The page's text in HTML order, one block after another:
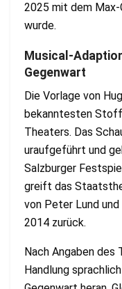
2025 mit dem Max-
wurde.
Musical-
Gegenwart
Die Vorlage von
bekanntesten
Theaters. Das
uraufgeführt und
Salzburger
greift das
von Peter Lund
2014 zurück.
Nach Angaben des
Handlung